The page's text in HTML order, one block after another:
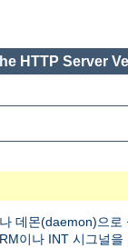
HTTP Server
데몬(daemon)으
이나 INT 시그널